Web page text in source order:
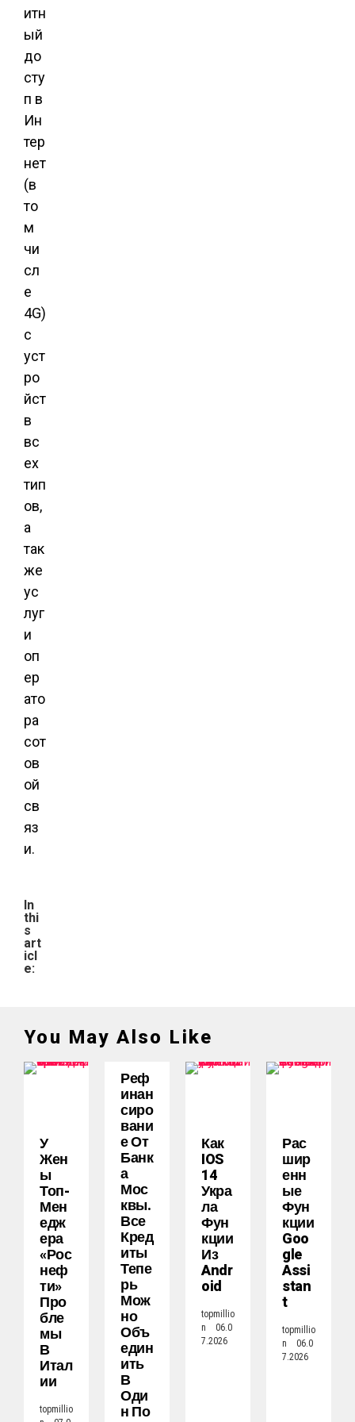
итн
ый
до
сту
п в
Ин
тер
нет
(в
то
м
чи
сл
е
4G)
с
уст
ро
йст
в
вс
ех
тип
ов,
а
так
же
ус
луг
и
оп
ер
ато
ра
сот
ов
ой
св
яз
и.
In
thi
s
art
icl
e:
You May Also Like
У
Жен
Ы
Топ-
Мен
Едж
Ера
«Рос
Неф
Ти»
Про
Бле
Мы
В
Итал
Ии
topmillio
Реф
Инан
Сиро
Вани
Е От
Банк
А
Мос
Квы.
Все
Кред
Иты
Тепе
Рь
Мож
Но
Объ
Един
Ить
В
Оди
Н По
Как
IOS
14
Укра
Ла
Фун
Кции
Из
Andr
Oid
topmillio
n
06.0
7.2026
Рас
Шир
Енн
Ые
Фун
Кции
Goo
Gle
Assi
Stan
T
topmillio
n
06.0
7.2026